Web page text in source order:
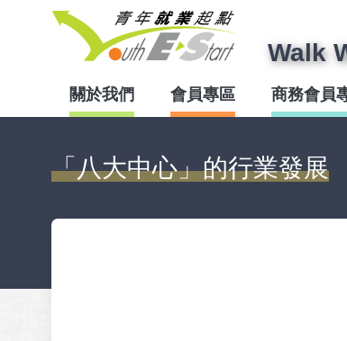
Walk
關於我們 會員專區 商務會員
「八大中心」的行業發展